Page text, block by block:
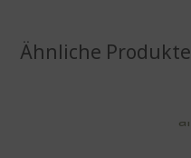
Ähnliche Produkte